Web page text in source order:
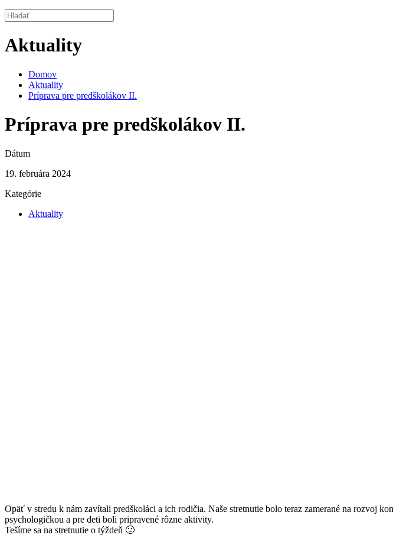
Aktuality
Domov
Aktuality
Príprava pre predškolákov II.
Príprava pre predškolákov II.
Dátum
19. februára 2024
Kategórie
Aktuality
Opäť v stredu k nám zavítali predškoláci a ich rodičia. Naše stretnutie bolo teraz zamerané na rozvoj
psychologičkou a pre deti boli pripravené rôzne aktivity.
Tešíme sa na stretnutie o týždeň 🙂